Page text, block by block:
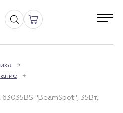
63035BS "BeamSpot", 35Вт,